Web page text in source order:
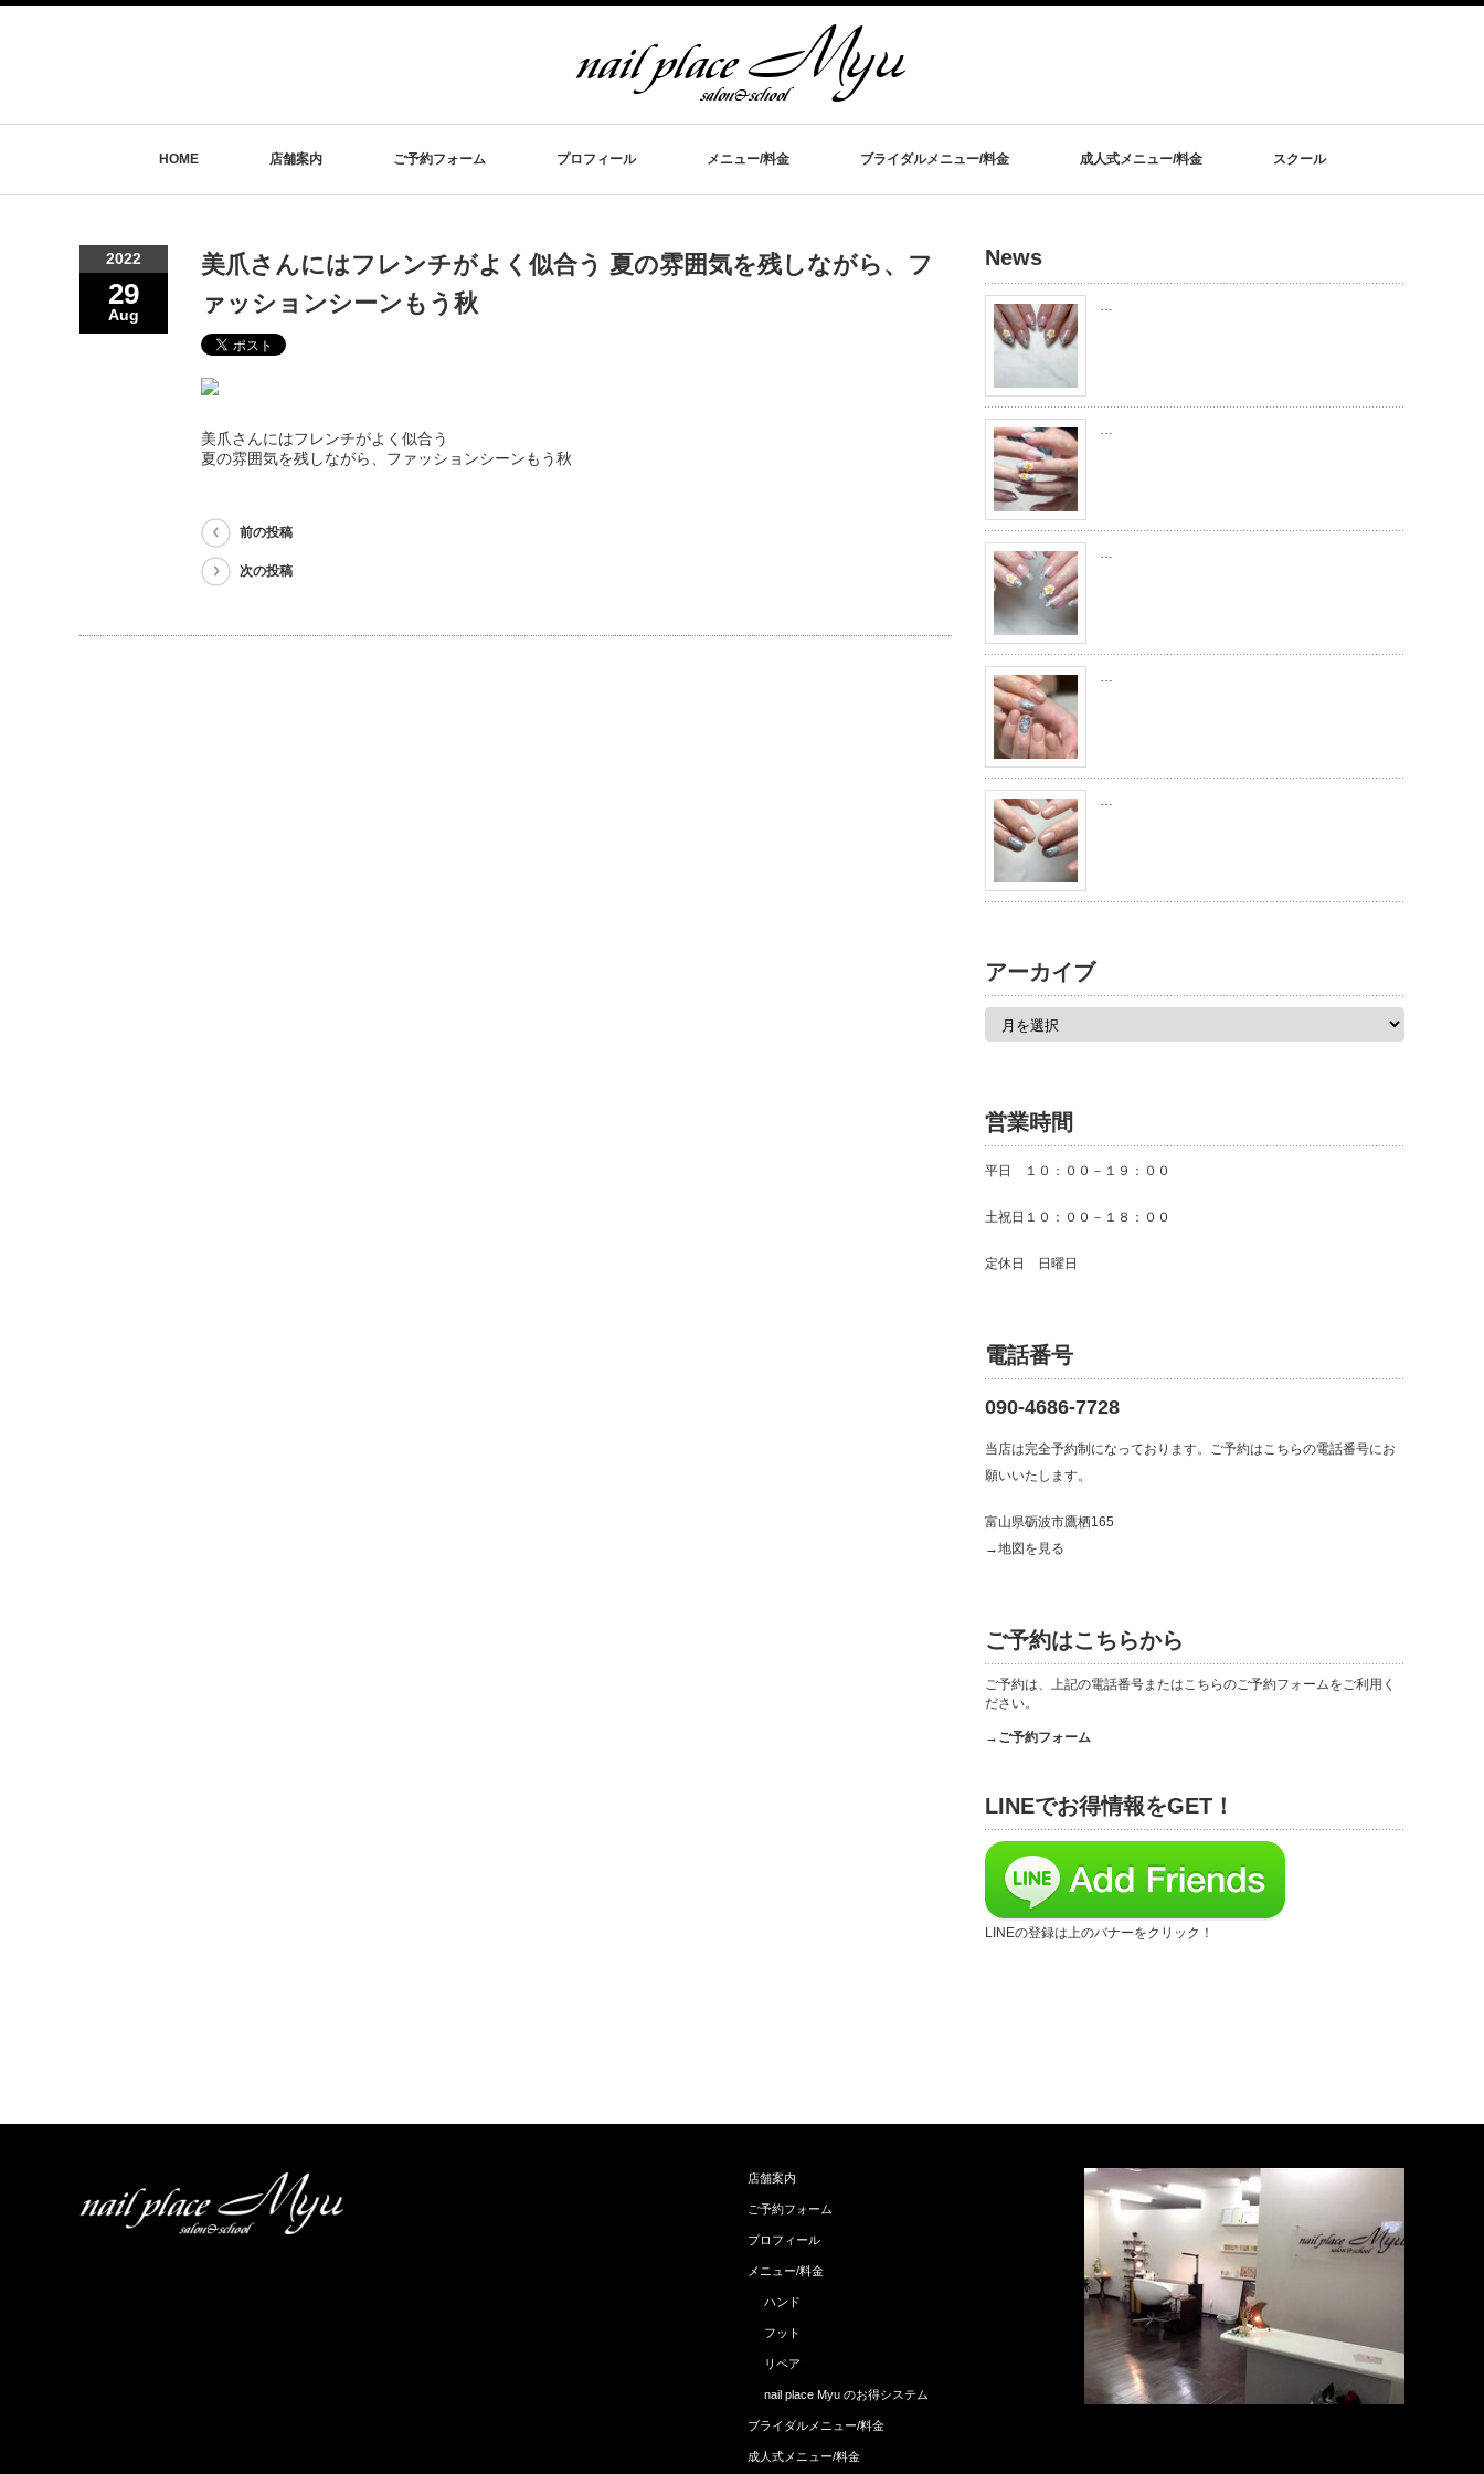
HOME 店舗案内 ご予約フォーム プロフィール メニュー/料金 ブライダルメニュー/料金 成人式メニュー/料金 スクール
2022
29
Aug
美爪さんにはフレンチがよく似合う 夏の雰囲気を残しながら、フ
ァッションシーンもう秋
美爪さんにはフレンチがよく似合う
夏の雰囲気を残しながら、ファッションシーンもう秋
前の投稿
次の投稿
News
…
…
…
…
…
アーカイブ
営業時間
平日 １０：００－１９：００
土祝日１０：００－１８：００
定休日 日曜日
電話番号
090-4686-7728
当店は完全予約制になっております。ご予約はこちらの電話番号にお
願いいたします。
富山県砺波市鷹栖165
→地図を見る
ご予約はこちらから
ご予約は、上記の電話番号またはこちらのご予約フォームをご利用く
ださい。
→ご予約フォーム
LINEでお得情報をGET！
LINEの登録は上のバナーをクリック！
店舗案内
ご予約フォーム
プロフィール
メニュー/料金
ハンド
フット
リペア
nail place Myu のお得システム
ブライダルメニュー/料金
成人式メニュー/料金